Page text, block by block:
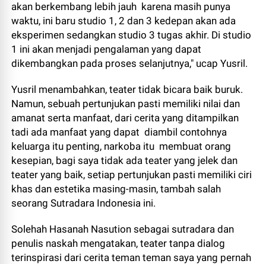
akan berkembang lebih jauh karena masih punya
waktu, ini baru studio 1, 2 dan 3 kedepan akan ada
eksperimen sedangkan studio 3 tugas akhir. Di studio
1 ini akan menjadi pengalaman yang dapat
dikembangkan pada proses selanjutnya," ucap Yusril.
Yusril menambahkan, teater tidak bicara baik buruk.
Namun, sebuah pertunjukan pasti memiliki nilai dan
amanat serta manfaat, dari cerita yang ditampilkan
tadi ada manfaat yang dapat diambil contohnya
keluarga itu penting, narkoba itu membuat orang
kesepian, bagi saya tidak ada teater yang jelek dan
teater yang baik, setiap pertunjukan pasti memiliki ciri
khas dan estetika masing-masin, tambah salah
seorang Sutradara Indonesia ini.
Solehah Hasanah Nasution sebagai sutradara dan
penulis naskah mengatakan, teater tanpa dialog
terinspirasi dari cerita teman teman saya yang pernah